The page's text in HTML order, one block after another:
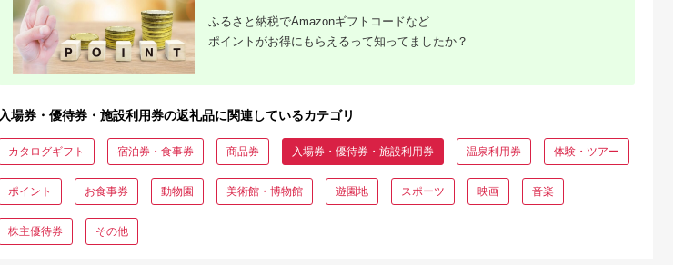
ふるさと納税でAmazonギフトコードなど
ポイントがお得にもらえるって知ってましたか？
入場券・優待券・施設利用券の返礼品に関連しているカテゴリ
カタログギフト 宿泊券・食事券 商品券 入場券・優待券・施設利用券 温泉利用券 体験・ツアー
ポイント お食事券 動物園 美術館・博物館 遊園地 スポーツ 映画 音楽
株主優待券 その他